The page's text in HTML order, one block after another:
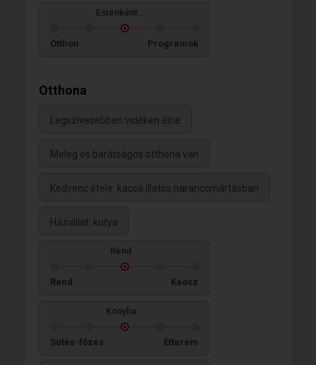
Esténként...
Otthon Programok
Otthona
Legszívesebben vidéken élne
Meleg és barátságos otthona van
Kedvenc étele: kacsa illatos narancsmártásban
Háziállat: kutya
Rend
Rend Káosz
Konyha
Sütés-főzés Étterem